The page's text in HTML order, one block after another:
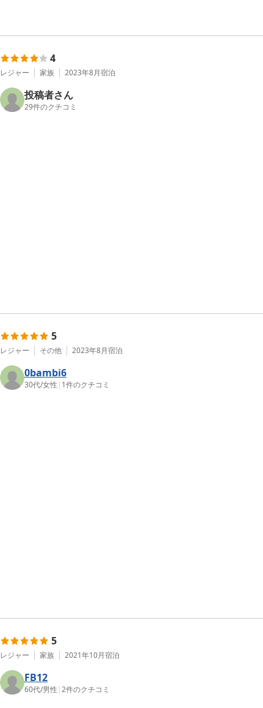
4
レジャー 家族 2023年8月宿泊
投稿者さん
29件のクチコミ
5
レジャー その他 2023年8月宿泊
0bambi6
30代/女性 | 1件のクチコミ
5
レジャー 家族 2021年10月宿泊
FB12
60代/男性 |2件のクチコミ